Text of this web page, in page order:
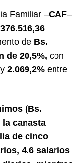
Familiar –CAF–
de Bs.
de 20,5%, con
2.069,2% entre
(Bs.
canasta
de cinco
4.6 salarios